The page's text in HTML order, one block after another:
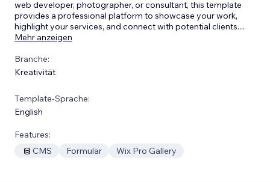
web developer, photographer, or consultant, this template
provides a professional platform to showcase your work,
highlight your services, and connect with potential clients....
Mehr anzeigen
Branche:
Kreativität
Template-Sprache:
English
Features:
CMS
Formular Wix Pro Gallery